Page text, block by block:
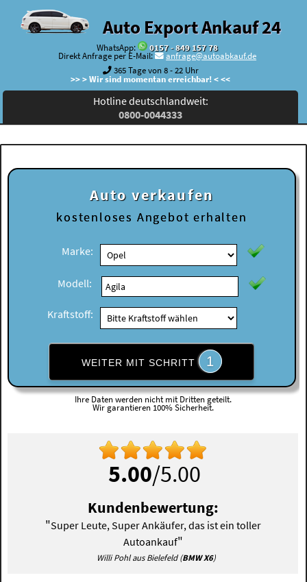
Auto Export Ankauf 24
WhatsApp:
0157 - 849 157 78
Direkt Anfrage per E-Mail:
anfrage@autoabkauf.de
365 Tage von 8 - 22 Uhr
>> > Wir sind momentan erreichbar! < <<
Hotline deutschlandweit:
0800-0044333
Auto verkaufen
kostenloses Angebot erhalten
Marke:
Modell:
Kraftstoff:
WEITER MIT SCHRITT 1
Ihre Daten werden nicht mit Dritten geteilt.
Wir garantieren 100% Sicherheit.
5.00/5.00
Kundenbewertung:
"Super Leute, Super Ankäufer, das ist ein toller
Autoankauf"
Willi Pohl aus Bielefeld (BMW X6)